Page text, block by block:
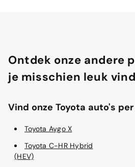
Ontdek onze andere
je misschien leuk
Vind onze Toyota auto's
Toyota Aygo X
Toyota C-HR Hybrid
(HEV)